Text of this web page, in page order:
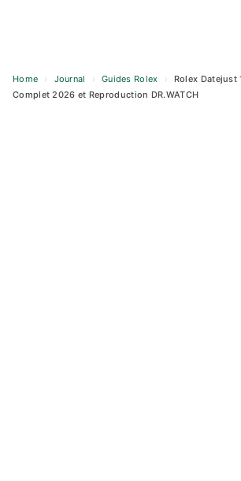
Home › Journal › Guides Rolex ›
Rolex Datejust
Complet 2026 et Reproduction DR.WATCH